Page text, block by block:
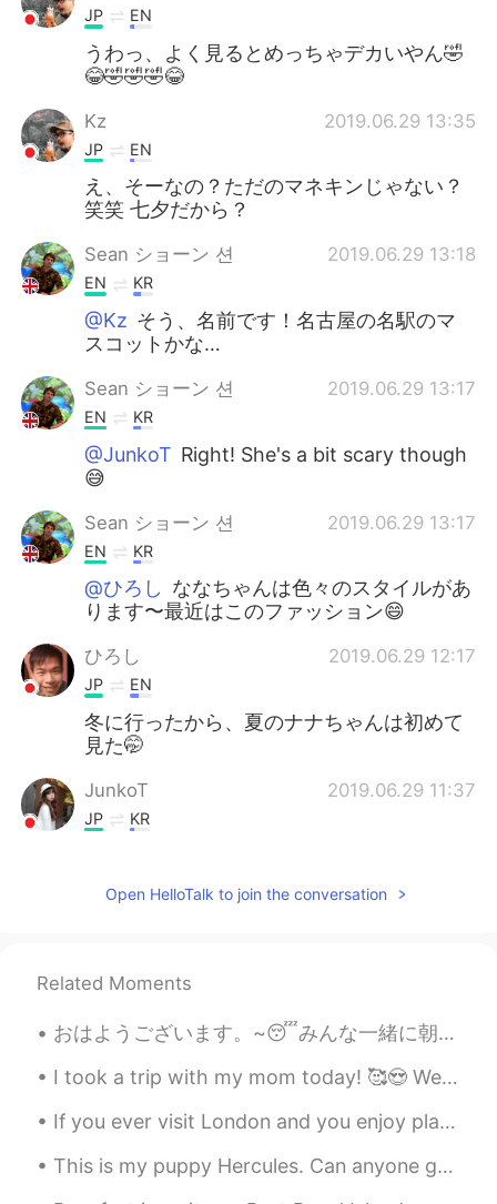
JP EN
うわっ、よく見るとめっちゃデカいやん🤣
😂🤣🤣🤣😂
Kz 2019.06.29 13:35
JP EN
え、そーなの？ただのマネキンじゃない？
笑笑 七夕だから？
Sean ショーン 션 2019.06.29 13:18
EN KR
@Kz そう、名前です！名古屋の名駅のマ
スコットかな…
Sean ショーン 션 2019.06.29 13:17
EN KR
@JunkoT Right! She's a bit scary though
😅
Sean ショーン 션 2019.06.29 13:17
EN KR
@ひろし ななちゃんは色々のスタイルがあ
ります〜最近はこのファッション😄
ひろし 2019.06.29 12:17
JP EN
冬に行ったから、夏のナナちゃんは初めて
見た🤭
JunkoT 2019.06.29 11:37
JP KR
Kz 2019.06.29 11:36
Open HelloTalk to join the conversation
Related Moments
おはようございます。~😴みんな一緒に朝食を食べていて、この友達が猫と一緒に帰って家を出ました。猫は私と仲良くやっていると思います。😓😓 ルームメイトが帰ってくるまでこの猫と一緒にいます。🙄~ P...
I took a trip with my mom today! 🥰😍 We had a lot of fun. We visited a small town in Northern Kent...
If you ever visit London and you enjoy plants and nature, I recommend you should visit Royal Bota...
This is my puppy Hercules. Can anyone guess what kind of dog he is? I got him from Moscow/Russia....